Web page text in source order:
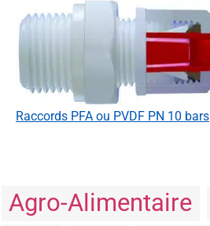
Agro-Alimentaire
Raccords PFA ou PVDF PN 10 bars